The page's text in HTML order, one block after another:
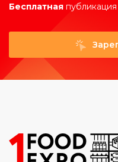
Бесплатная